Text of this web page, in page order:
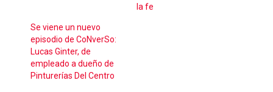
la fe
Se viene un nuevo
episodio de CoNverSo:
Lucas Ginter, de
empleado a dueño de
Pinturerías Del Centro